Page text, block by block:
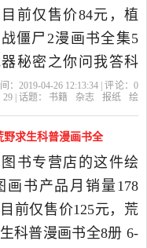
比很高的绘本,图画
浙江 杭州发货。
前仅售价84元，植
僵尸2漫画书全集5
秘密之你问我答科
合集2 机器人卷+发
9-12岁搞笑女男孩畅
年卓创图书专营
书籍,杂志,报纸当中
比很高的绘本,图画
浙江 杭州发货。
：2019-04-26 12:13:34 | 评论： 0
29 | 话题： 书籍 杂志 报纸
绘
求生科普漫画书全
书专营店的这件绘
画书产品月销量178
前仅售价125元，荒
科普漫画书全8册 6-